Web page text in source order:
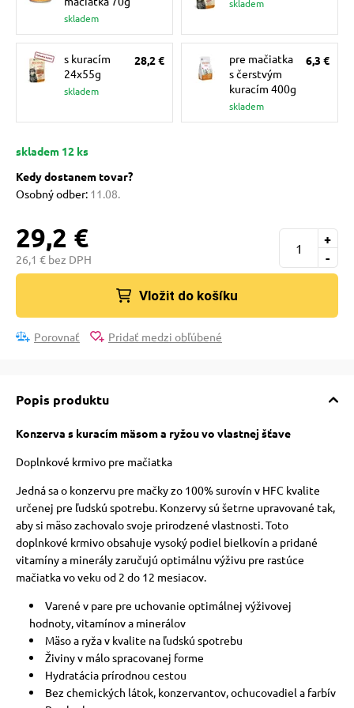
ohlávky
psov
so psom
skladem
skladem
s kuracím
24x55g
skladem
28,2 €
pre mačiatka
s čerstvým
kuracím 400g
skladem
6,3 €
skladem 12 ks
Kedy dostanem tovar?
Osobný odber: 11.08.
29,2 €
26,1 € bez DPH -
+
Vložit do košíku
Porovnať Pridať medzi obľúbené
Popis produktu
Konzerva s kuracím mäsom a ryžou vo vlastnej šťave
Doplnkové krmivo pre mačiatka
Jedná sa o konzervu pre mačky zo 100% surovín v HFC kvalite
určenej pre ľudskú spotrebu. Konzervy sú šetrne upravované tak,
aby si mäso zachovalo svoje prirodzené vlastnosti. Toto
doplnkové krmivo obsahuje vysoký podiel bielkovín a pridané
vitamíny a minerály zaručujú optimálnu výživu pre rastúce
mačiatka vo veku od 2 do 12 mesiacov.
Varené v pare pre uchovanie optimálnej výživovej
hodnoty, vitamínov a minerálov
Mäso a ryža v kvalite na ľudskú spotrebu
Živiny v málo spracovanej forme
Hydratácia prírodnou cestou
Bez chemických látok, konzervantov, ochucovadiel a farbív